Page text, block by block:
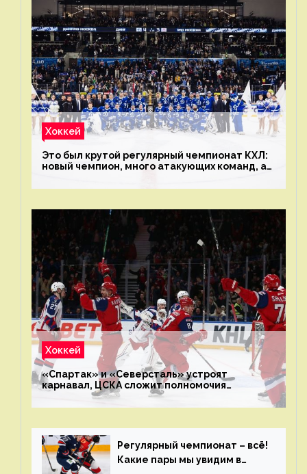
Хоккей
Это был крутой регулярный чемпионат КХЛ:
новый чемпион, много атакующих команд, а
Хоккей
«Спартак» и «Северсталь» устроят
карнавал, ЦСКА сложит полномочия
чемпиона. Превью первого раунда плей-офф
на Западе
Регулярный чемпионат – всё!
Какие пары мы увидим в